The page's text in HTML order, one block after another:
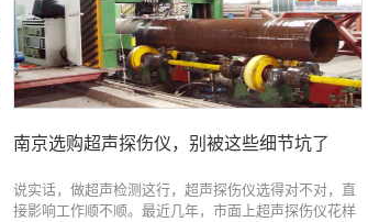
南京选购超声探伤仪，别被这些细节坑了
说实话，做超声检测这行，超声探伤仪选得对不对，直
接影响工作顺不顺。最近几年，市面上超声探伤仪花样